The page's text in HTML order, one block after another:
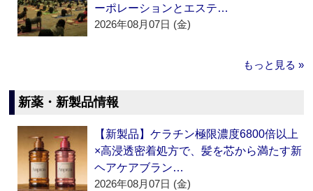
ーポレーションとエステ…
2026年08月07日 (金)
もっと見る »
新薬・新製品情報
【新製品】ケラチン極限濃度6800倍以上
×高浸透密着処方で、髪を芯から満たす新
ヘアケアブラン…
2026年08月07日 (金)